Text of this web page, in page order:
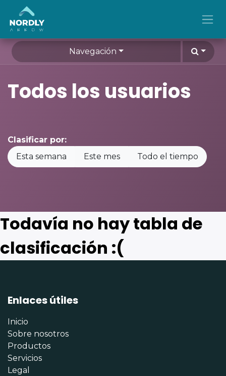
Ir al contenido
Navegación
Todos los usuarios
Clasificar por:
Esta semana
Este mes Todo el tiempo
Todavía no hay tabla de
clasificación :(
Enlaces útiles
Inicio
Sobre nosotros
Productos
Servicios
Legal